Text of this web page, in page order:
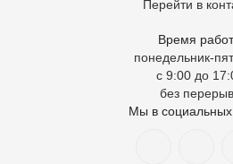
Перейти в
Время
понедельник-
с 9:00 до
без
Мы в социальных